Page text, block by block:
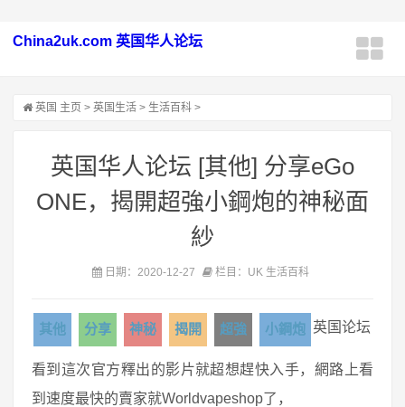
China2uk.com 英国华人论坛
英国 主页 > 英国生活 > 生活百科 >
英国华人论坛 [其他] 分享eGo
ONE，揭開超強小鋼炮的神秘面
紗
日期：2020-12-27 栏目：UK 生活百科
其他 分享 神秘 揭開 超強 小鋼炮 英国论坛
看到這次官方釋出的影片就超想趕快入手，網路上看
到速度最快的賣家就Worldvapeshop了，